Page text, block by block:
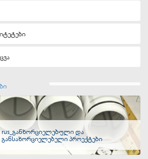
rus_განხორციელებული და
განსახორციელებელი პროექტები